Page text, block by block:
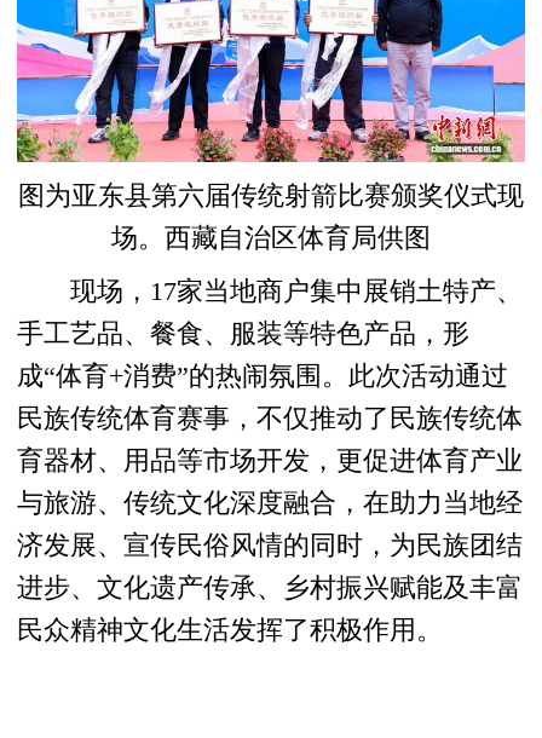
图为亚东县第六届传统射箭比赛颁奖仪式现
场。西藏自治区体育局供图
现场，17家当地商户集中展销土特产、
手工艺品、餐食、服装等特色产品，形
成“体育+消费”的热闹氛围。此次活动通过
民族传统体育赛事，不仅推动了民族传统体
育器材、用品等市场开发，更促进体育产业
与旅游、传统文化深度融合，在助力当地经
济发展、宣传民俗风情的同时，为民族团结
进步、文化遗产传承、乡村振兴赋能及丰富
民众精神文化生活发挥了积极作用。